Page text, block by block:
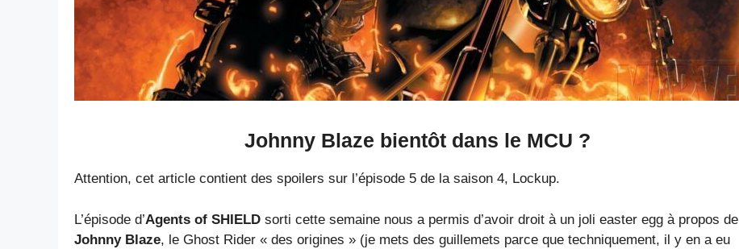
Johnny Blaze bientôt dans le MCU ?
Attention, cet article contient des spoilers sur l’épisode 5 de la saison 4, Lockup.
L’épisode d’Agents of SHIELD sorti cette semaine nous a permis d’avoir droit à un joli easter egg à propos de
Johnny Blaze, le Ghost Rider « des origines » (je mets des guillemets parce que techniquement, il y en a eu